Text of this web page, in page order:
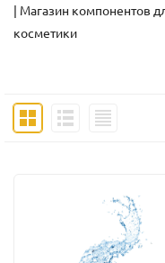
| Магазин компонентов
косметики